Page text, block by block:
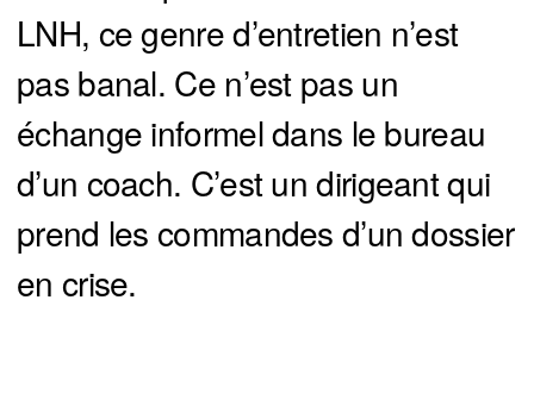
LNH, ce genre d’entretien n’est
pas banal. Ce n’est pas un
échange informel dans le bureau
d’un coach. C’est un dirigeant qui
prend les commandes d’un dossier
en crise.